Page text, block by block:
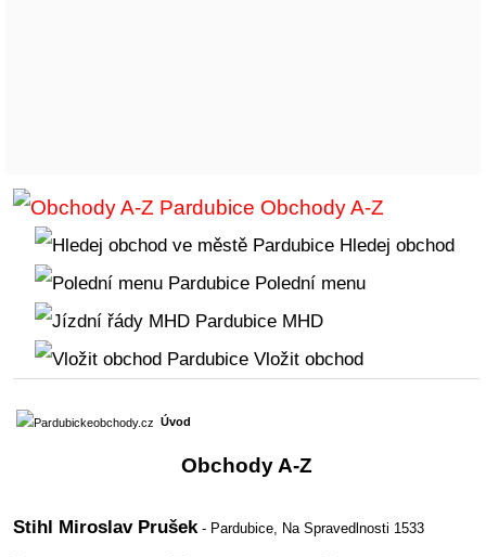
Obchody A-Z
Hledej obchod
Polední menu
MHD
Vložit obchod
Úvod
Obchody A-Z
Stihl Miroslav Prušek- Pardubice, Na Spravedlnosti 1533